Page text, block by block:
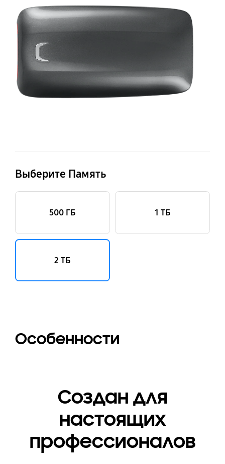
Выберите Память
500 ГБ 1 ТБ
2 ТБ
Особенности
Создан для
настоящих
профессионалов